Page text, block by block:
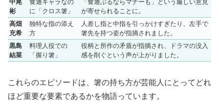
中尾
彬
食通キャラなの
に「クロス箸」
「食通ぶるならマナーも」という厳しい意見
が寄せられることに。
高畑
充希
独特な指の添え
方
人差し指と中指を引っかけすぎたり、左手で
箸先を持つ姿が指摘されました。
黒島
結菜
料理人役での
「握り箸」
役柄と所作の矛盾が指摘され、ドラマの没入
感を削ぐという声が上がりました。
これらのエピソードは、箸の持ち方が芸能人にとってどれ
ほど重要な要素であるかを物語っています。